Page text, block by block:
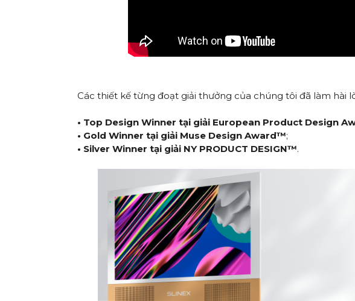
Các thiết kế từng đoạt giải thưởng của chúng tôi đã làm hài
• Top Design Winner tại giải European Product Design
• Gold Winner tại giải Muse Design Award™;
• Silver Winner tại giải NY PRODUCT DESIGN™.